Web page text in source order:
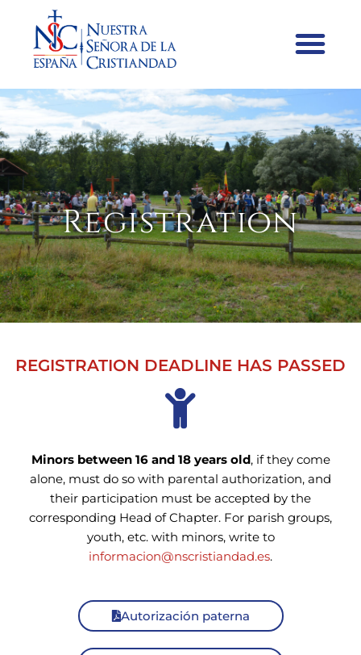
Registration
REGISTRATION DEADLINE HAS PASSED
Minors between 16 and 18 years old , if they come
alone, must do so with parental authorization, and
their participation must be accepted by the
corresponding Head of Chapter. For parish groups,
youth, etc. with minors, write to
informacion@nscristiandad.es.
Autorización paterna